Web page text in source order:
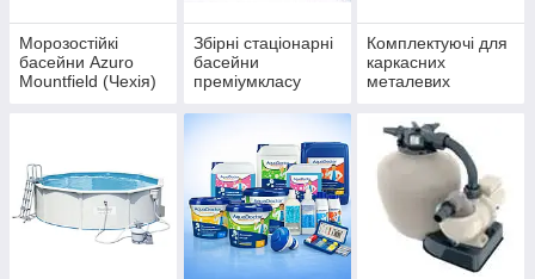
Морозостійкі
басейни Azuro
Mountfield (Чехія)
Збірні стаціонарні
басейни
преміумкласу
(ЧЕХІЯ)
Комплектуючі для
каркасних
металевих